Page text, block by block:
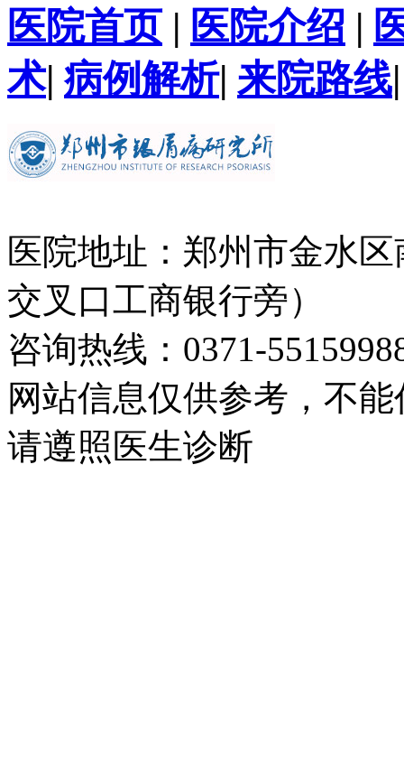
医院首页| 医院介绍 |
术| 病例解析| 来院路线
医院地址：郑州市金水
交叉口工商银行旁）
咨询热线：0371-
网站信息仅供参考，不
请遵照医生诊断